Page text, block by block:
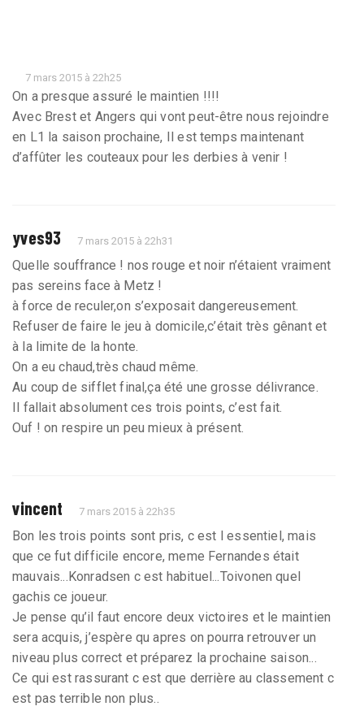
7 mars 2015 à 22h25
On a presque assuré le maintien !!!!
Avec Brest et Angers qui vont peut-être nous rejoindre
en L1 la saison prochaine, Il est temps maintenant
d’affûter les couteaux pour les derbies à venir !
yves93 7 mars 2015 à 22h31
Quelle souffrance ! nos rouge et noir n’étaient vraiment
pas sereins face à Metz !
à force de reculer,on s’exposait dangereusement.
Refuser de faire le jeu à domicile,c’était très gênant et
à la limite de la honte.
On a eu chaud,très chaud même.
Au coup de sifflet final,ça été une grosse délivrance.
Il fallait absolument ces trois points, c’est fait.
Ouf ! on respire un peu mieux à présent.
vincent 7 mars 2015 à 22h35
Bon les trois points sont pris, c est l essentiel, mais
que ce fut difficile encore, meme Fernandes était
mauvais...Konradsen c est habituel...Toivonen quel
gachis ce joueur.
Je pense qu’il faut encore deux victoires et le maintien
sera acquis, j’espère qu apres on pourra retrouver un
niveau plus correct et préparez la prochaine saison...
Ce qui est rassurant c est que derrière au classement c
est pas terrible non plus..